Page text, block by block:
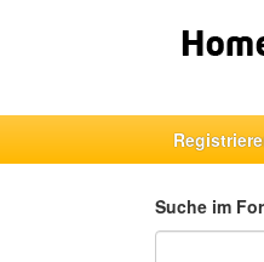
Suche im
Suche im